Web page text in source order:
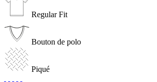
Regular Fit
Bouton de polo
Piqué